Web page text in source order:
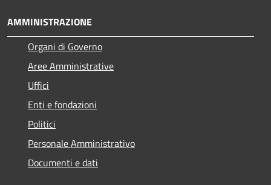
AMMINISTRAZIONE
Organi di Governo
Aree Amministrative
Uffici
Enti e fondazioni
Politici
Personale Amministrativo
Documenti e dati